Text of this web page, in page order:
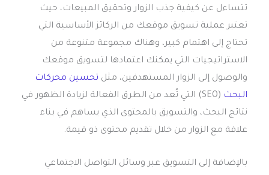
تتساءل عن كيفية جذب الزوار وتحقيق المبيعات، حيث
تعتبر عملية تسويق موقعك من الركائز الأساسية التي
تحتاج إلى اهتمام كبير، وهناك مجموعة متنوعة من
الاستراتيجيات التي يمكنك اعتمادها لتسويق موقعك
والوصول إلى الزوار المستهدفين، مثل تحسين محركات
البحث
(SEO) التي تُعد من الطرق الفعالة لزيادة الظهور في
نتائج البحث، والتسويق بالمحتوى الذي يساهم في بناء
علاقة مع الزوار من خلال تقديم محتوى ذو قيمة.
بالإضافة إلى التسويق عبر وسائل التواصل الاجتماعي